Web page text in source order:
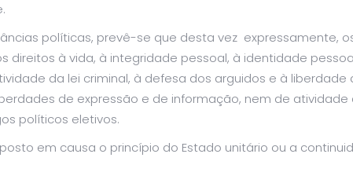
políticas, prevê-se que desta vez expressamente,
direitos à vida, à integridade pessoal, à identidade
da lei criminal, à defesa dos arguidos e à liberdade
de expressão e de informação, nem de
políticos eletivos.
em causa o princípio do Estado unitário ou a